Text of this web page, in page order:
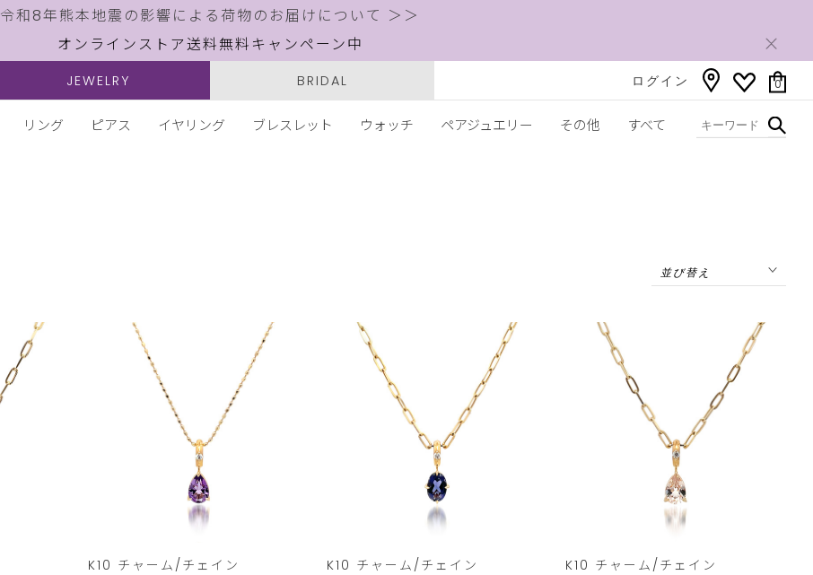
令和8年熊本地震の影響による荷物のお届けについて ＞＞
オンラインストア送料無料キャンペーン中
JEWELRY BRIDAL ログイン 0
リング ピアス イヤリング ブレスレット ウォッチ ペアジュエリー その他 すべて
K10 チャーム/チェイン K10 チャーム/チェイン K10 チャーム/チェイン